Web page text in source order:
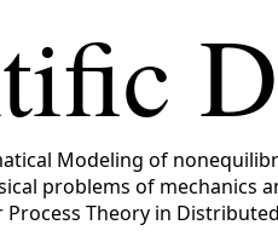
Modeling of
problems of mechanics
Theory in